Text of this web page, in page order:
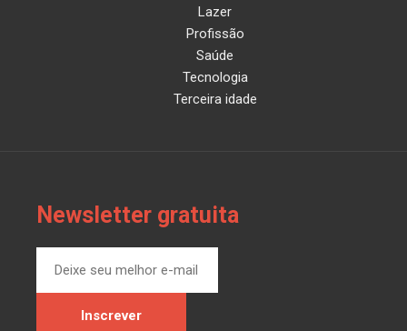
Lazer
Profissão
Saúde
Tecnologia
Terceira idade
Newsletter gratuita